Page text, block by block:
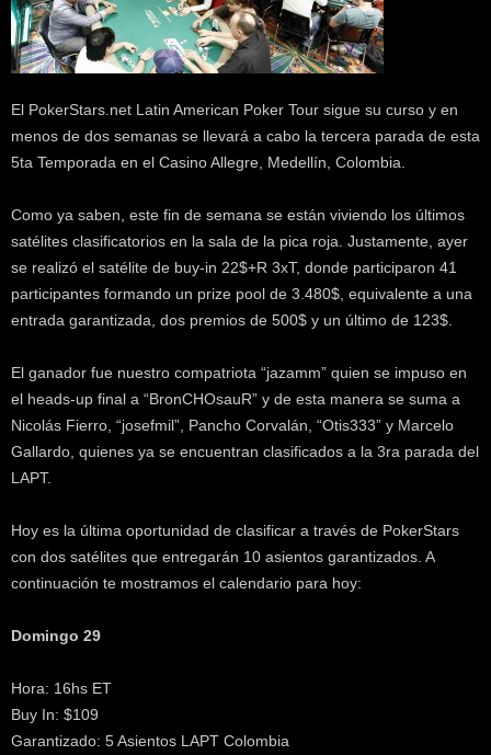
El PokerStars.net Latin American Poker Tour sigue su curso y en
menos de dos semanas se llevará a cabo la tercera parada de esta
5ta Temporada en el Casino Allegre, Medellín, Colombia.
Como ya saben, este fin de semana se están viviendo los últimos
satélites clasificatorios en la sala de la pica roja. Justamente, ayer
se realizó el satélite de buy-in 22$+R 3xT, donde participaron 41
participantes formando un prize pool de 3.480$, equivalente a una
entrada garantizada, dos premios de 500$ y un último de 123$.
El ganador fue nuestro compatriota “jazamm” quien se impuso en
el heads-up final a “BronCHOsauR” y de esta manera se suma a
Nicolás Fierro, “josefmil”, Pancho Corvalán, “Otis333” y Marcelo
Gallardo, quienes ya se encuentran clasificados a la 3ra parada del
LAPT.
Hoy es la última oportunidad de clasificar a través de PokerStars
con dos satélites que entregarán 10 asientos garantizados. A
continuación te mostramos el calendario para hoy:
Domingo 29
Hora: 16hs ET
Buy In: $109
Garantizado: 5 Asientos LAPT Colombia